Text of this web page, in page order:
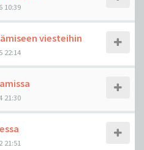
10:39
viesteihin
22:14
21:30
21:51